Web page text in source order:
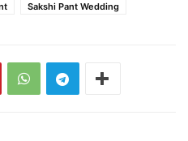
Sakshi Pant Wedding